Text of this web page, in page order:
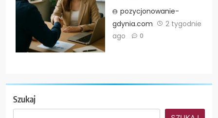
pozycjonowanie-
gdynia.com
2 tygodnie
ago
0
Szukaj